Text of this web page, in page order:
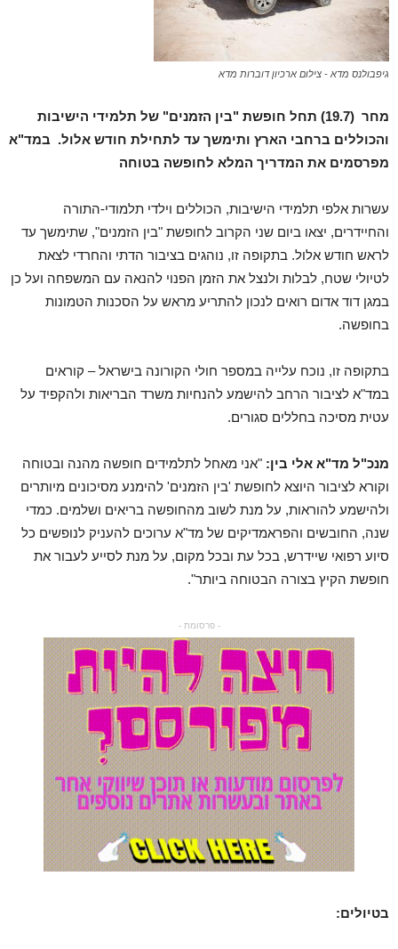
גיפבולנס מדא - צילום ארכיון דוברות מדא
מחר (19.7) תחל חופשת "בין הזמנים" של תלמידי הישיבות
והכוללים ברחבי הארץ ותימשך עד לתחילת חודש אלול. במד"א
מפרסמים את המדריך המלא לחופשה בטוחה
עשרות אלפי תלמידי הישיבות, הכוללים וילדי תלמודי-התורה
והחיידרים, יצאו ביום שני הקרוב לחופשת "בין הזמנים", שתימשך עד
לראש חודש אלול. בתקופה זו, נוהגים בציבור הדתי והחרדי לצאת
לטיולי שטח, לבלות ולנצל את הזמן הפנוי להנאה עם המשפחה ועל כן
במגן דוד אדום רואים לנכון להתריע מראש על הסכנות הטמונות
בחופשה.
בתקופה זו, נוכח עלייה במספר חולי הקורונה בישראל – קוראים
במד"א לציבור הרחב להישמע להנחיות משרד הבריאות ולהקפיד על
עטית מסיכה בחללים סגורים.
מנכ"ל מד"א אלי בין: "אני מאחל לתלמידים חופשה מהנה ובטוחה
וקורא לציבור היוצא לחופשת 'בין הזמנים' להימנע מסיכונים מיותרים
ולהישמע להוראות, על מנת לשוב מהחופשה בריאים ושלמים. כמדי
שנה, החובשים והפראמדיקים של מד"א ערוכים להעניק לנופשים כל
סיוע רפואי שיידרש, בכל עת ובכל מקום, על מנת לסייע לעבור את
חופשת הקיץ בצורה הבטוחה ביותר".
- פרסומת -
בטיולים: